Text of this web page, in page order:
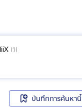
(1 )
บันทึกการค้นหานี้